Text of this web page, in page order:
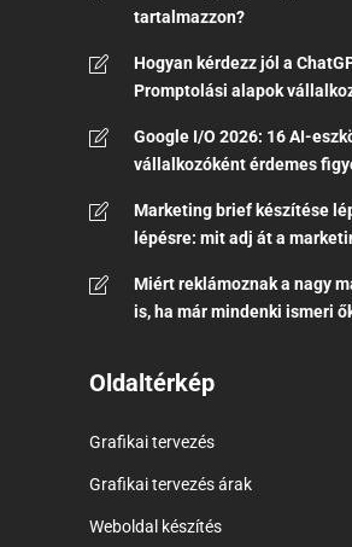
tartalmazzon?
Hogyan kérdezz jól a
Promptolási alapok
Google I/O 2026: 16 AI-
vállalkozóként érdemes
Marketing brief készítése
lépésre: mit adj át a
Miért reklámoznak a nagy
is, ha már mindenki ismeri
Oldaltérkép
Grafikai tervezés
Grafikai tervezés árak
Weboldal készítés